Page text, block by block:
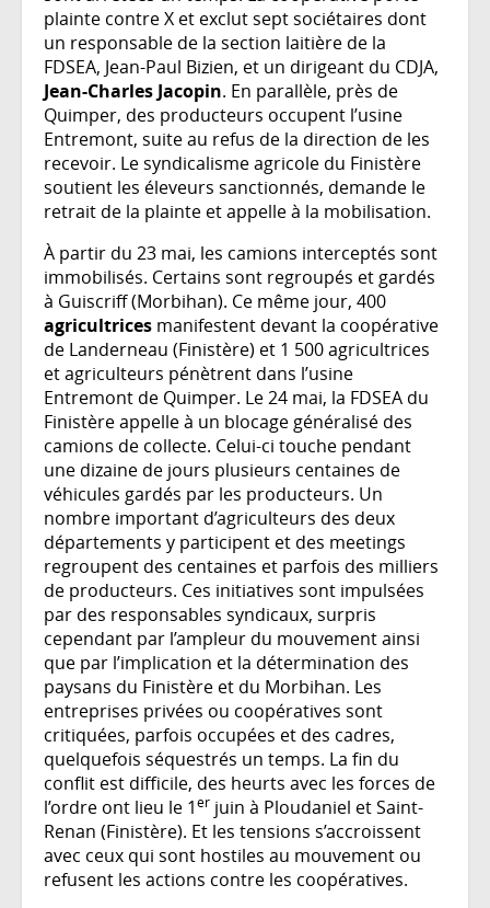
plainte contre X et exclut sept sociétaires dont
un responsable de la section laitière de la
FDSEA, Jean-Paul Bizien, et un dirigeant du CDJA,
Jean-Charles Jacopin. En parallèle, près de
Quimper, des producteurs occupent l’usine
Entremont, suite au refus de la direction de les
recevoir. Le syndicalisme agricole du Finistère
soutient les éleveurs sanctionnés, demande le
retrait de la plainte et appelle à la mobilisation.
À partir du 23 mai, les camions interceptés sont
immobilisés. Certains sont regroupés et gardés
à Guiscriff (Morbihan). Ce même jour, 400
agricultrices manifestent devant la coopérative
de Landerneau (Finistère) et 1 500 agricultrices
et agriculteurs pénètrent dans l’usine
Entremont de Quimper. Le 24 mai, la FDSEA du
Finistère appelle à un blocage généralisé des
camions de collecte. Celui-ci touche pendant
une dizaine de jours plusieurs centaines de
véhicules gardés par les producteurs. Un
nombre important d’agriculteurs des deux
départements y participent et des meetings
regroupent des centaines et parfois des milliers
de producteurs. Ces initiatives sont impulsées
par des responsables syndicaux, surpris
cependant par l’ampleur du mouvement ainsi
que par l’implication et la détermination des
paysans du Finistère et du Morbihan. Les
entreprises privées ou coopératives sont
critiquées, parfois occupées et des cadres,
quelquefois séquestrés un temps. La fin du
conflit est difficile, des heurts avec les forces de
l’ordre ont lieu le 1er juin à Ploudaniel et Saint-
Renan (Finistère). Et les tensions s’accroissent
avec ceux qui sont hostiles au mouvement ou
refusent les actions contre les coopératives.